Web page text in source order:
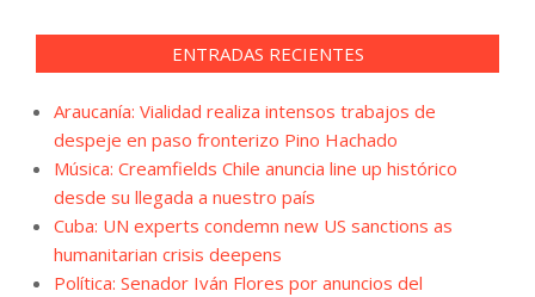
ENTRADAS RECIENTES
Araucanía: Vialidad realiza intensos trabajos de
despeje en paso fronterizo Pino Hachado
Música: Creamfields Chile anuncia line up histórico
desde su llegada a nuestro país
Cuba: UN experts condemn new US sanctions as
humanitarian crisis deepens
Política: Senador Iván Flores por anuncios del